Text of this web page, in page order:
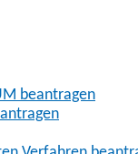
beantragen